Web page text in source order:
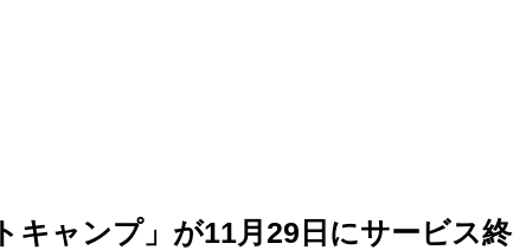
キャンプ」が11月29日にサービス終